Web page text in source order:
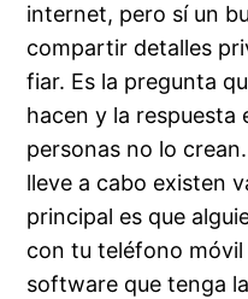
internet, pero sí un
compartir detalles
fiar. Es la pregunta
hacen y la respuesta
personas no lo
lleve a cabo existen
principal es que
con tu teléfono
software que tenga